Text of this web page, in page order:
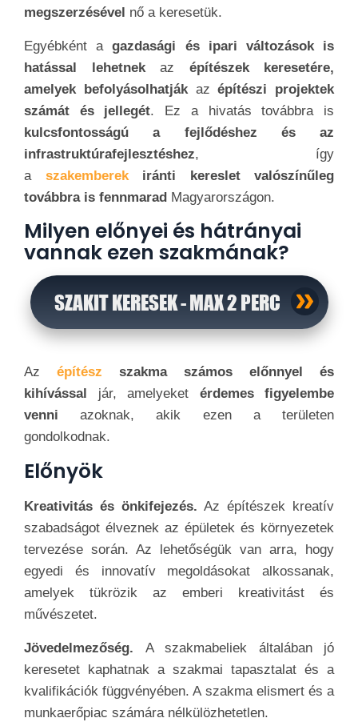
megszerzésével nő a keresetük.
Egyébként agazdasági és ipari változások is
hatással lehetnekaz építészek keresetére,
amelyek befolyásolhatjákazépítészi projektek
számát és jellegét. Ez a hivatás továbbra is
kulcsfontosságú a fejlődéshez és az
infrastruktúrafejlesztéshez, így
a
szakemberek iránti kereslet valószínűleg
továbbra is fennmarad Magyarországon.
Milyen előnyei és hátrányai
vannak ezen szakmának?
SZAKIT KERESEK - MAX 2 PERC
Az építész szakma számos előnnyel és
kihívással jár, amelyeket érdemes figyelembe
venniazoknak, akik ezen a területen
gondolkodnak.
Előnyök
Kreativitás és önkifejezés. Az építészek kreatív
szabadságot élveznek az épületek és környezetek
tervezése során. Az lehetőségük van arra, hogy
egyedi és innovatív megoldásokat alkossanak,
amelyek tükrözik az emberi kreativitást és
művészetet.
Jövedelmezőség. A szakmabeliek általában jó
keresetet kaphatnak a szakmai tapasztalat és a
kvalifikációk függvényében. A szakma elismert és a
munkaerőpiac számára nélkülözhetetlen.